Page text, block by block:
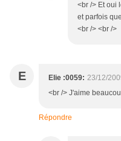
<br /> Et oui
et parfois
<br /> <br />
E Elie :0059: 23/12/
<br /> J'aime
Répondre